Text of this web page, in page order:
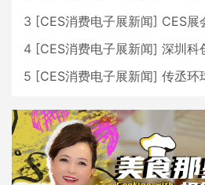
3 [CES消费电子展新闻] CES展会今日
4 [CES消费电子展新闻] 深圳科创
5 [CES消费电子展新闻] 传丞环球与